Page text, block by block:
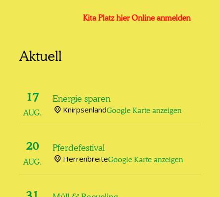
Kita Platz hier Online anmelden
Aktuell
17
AUG.
Energie sparen
KnirpsenlandGoogle Karte anzeigen
20
AUG.
Pferdefestival
HerrenbreiteGoogle Karte anzeigen
31 Müll & Recycling